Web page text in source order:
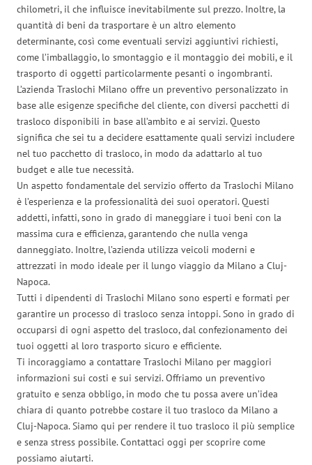
chilometri, il che influisce inevitabilmente sul prezzo. Inoltre, la
quantità di beni da trasportare è un altro elemento
determinante, così come eventuali servizi aggiuntivi richiesti,
come l’imballaggio, lo smontaggio e il montaggio dei mobili, e il
trasporto di oggetti particolarmente pesanti o ingombranti.
L’azienda Traslochi Milano offre un preventivo personalizzato in
base alle esigenze specifiche del cliente, con diversi pacchetti di
trasloco disponibili in base all’ambito e ai servizi. Questo
significa che sei tu a decidere esattamente quali servizi includere
nel tuo pacchetto di trasloco, in modo da adattarlo al tuo
budget e alle tue necessità.
Un aspetto fondamentale del servizio offerto da Traslochi Milano
è l’esperienza e la professionalità dei suoi operatori. Questi
addetti, infatti, sono in grado di maneggiare i tuoi beni con la
massima cura e efficienza, garantendo che nulla venga
danneggiato. Inoltre, l’azienda utilizza veicoli moderni e
attrezzati in modo ideale per il lungo viaggio da Milano a Cluj-
Napoca.
Tutti i dipendenti di Traslochi Milano sono esperti e formati per
garantire un processo di trasloco senza intoppi. Sono in grado di
occuparsi di ogni aspetto del trasloco, dal confezionamento dei
tuoi oggetti al loro trasporto sicuro e efficiente.
Ti incoraggiamo a contattare Traslochi Milano per maggiori
informazioni sui costi e sui servizi. Offriamo un preventivo
gratuito e senza obbligo, in modo che tu possa avere un’idea
chiara di quanto potrebbe costare il tuo trasloco da Milano a
Cluj-Napoca. Siamo qui per rendere il tuo trasloco il più semplice
e senza stress possibile. Contattaci oggi per scoprire come
possiamo aiutarti.